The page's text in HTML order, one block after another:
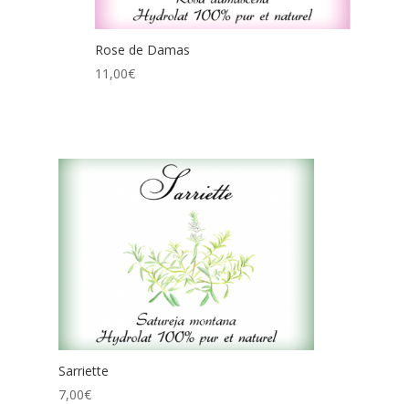
Rose de Damas
11,00€
Sarriette
7,00€